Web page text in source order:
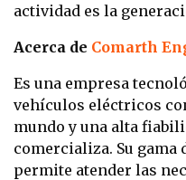
actividad es la
Acerca de Comarth
Es una empresa
vehículos eléctricos
mundo y una alta
comercializa. Su
permite atender las